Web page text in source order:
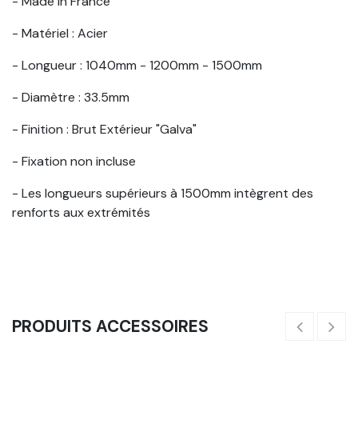
- Matériel : Acier
- Longueur : 1040mm - 1200mm - 1500mm
- Diamètre : 33.5mm
- Finition : Brut Extérieur "Galva"
- Fixation non incluse
- Les longueurs supérieurs à 1500mm intègrent des
renforts aux extrémités
PRODUITS ACCESSOIRES